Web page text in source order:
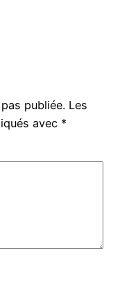
publiée. Les
avec *